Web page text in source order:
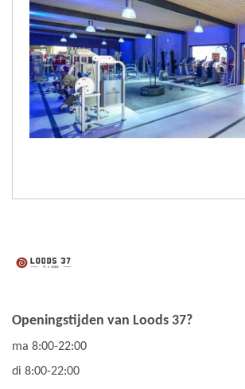
Openingstijden van Loods 37?
ma 8:00-22:00
di 8:00-22:00